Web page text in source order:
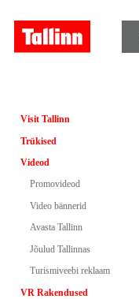
Visit Tallinn
Trükised
Videod
Promovideod
Video bännerid
Avasta Tallinn
Jõulud Tallinnas
Turismiveebi reklaam
VR Rakendused